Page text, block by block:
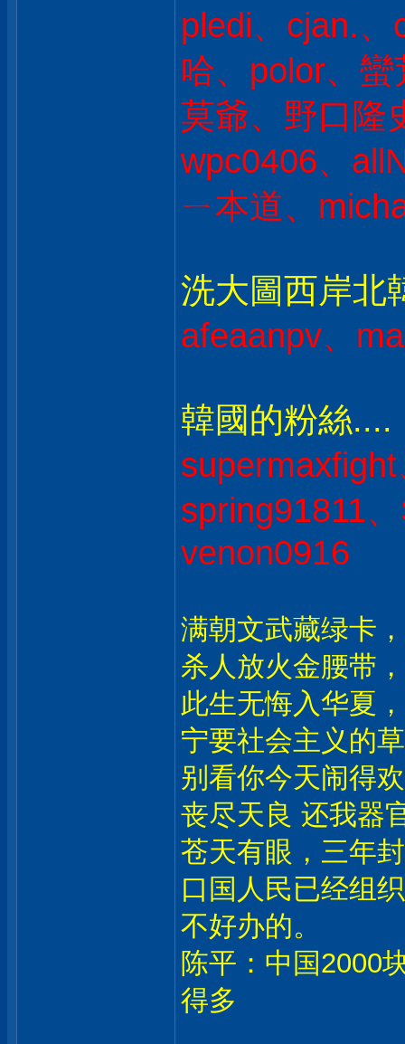
pledi、cjan.
哈、polor、
莫爺、野口隆
wpc0406、
ㄧ本道、
洗大圖西岸北
afeaanpv、
韓國的粉絲....
spring91811
venon0916
满朝文武藏绿卡
杀人放火金腰带
此生无悔入华夏
宁要社会主义的
别看你今天闹得
丧尽天良 还我器
苍天有眼，三年
口国人民已经组
不好办的。
陈平：中国2000
得多